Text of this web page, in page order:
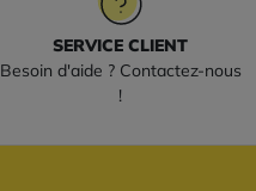
SERVICE CLIENT
Besoin d'aide ? Contactez-nous
!